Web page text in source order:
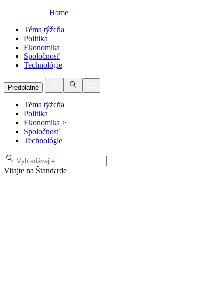
Home
Téma týždňa
Politika
Ekonomika
Spoločnosť
Technológie
Predplatné
Téma týždňa
Politika
Ekonomika >
Spoločnosť
Technológie
Vitajte na Štandarde